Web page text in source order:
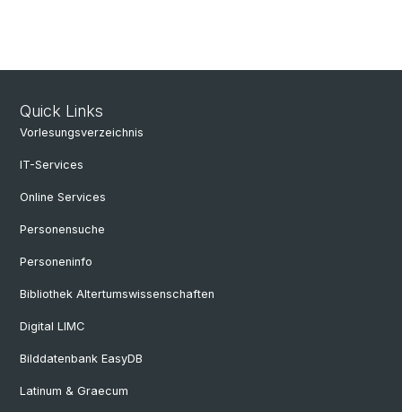
Quick Links
Vorlesungsverzeichnis
IT-Services
Online Services
Personensuche
Personeninfo
Bibliothek Altertumswissenschaften
Digital LIMC
Bilddatenbank EasyDB
Latinum & Graecum